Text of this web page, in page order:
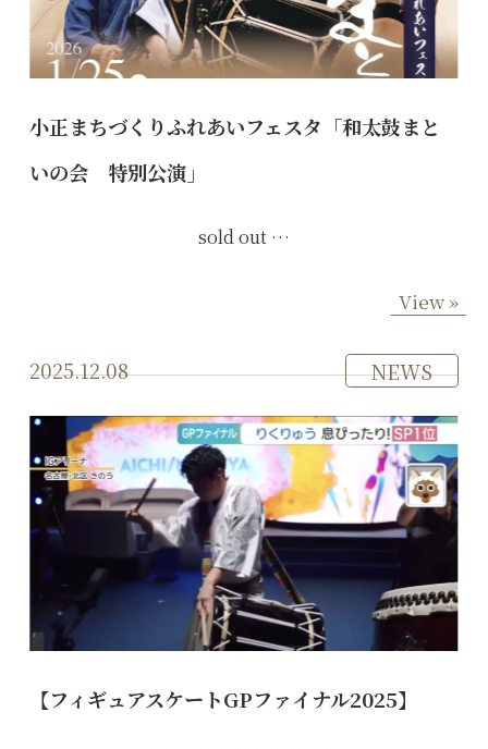
小正まちづくりふれあいフェスタ「和太鼓まと
いの会 特別公演」
sold out …
View »
2025.12.08 NEWS
【フィギュアスケートGPファイナル2025】